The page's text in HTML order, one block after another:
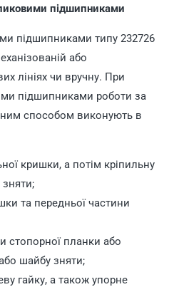
підшипниками
підшипниками типу 232726
або
лініях чи вручну. При
підшипниками роботи за
способом виконують в
кришки, а потім кріпильну
та передньої частини
стопорної планки або
шайбу зняти;
гайку, а також упорне